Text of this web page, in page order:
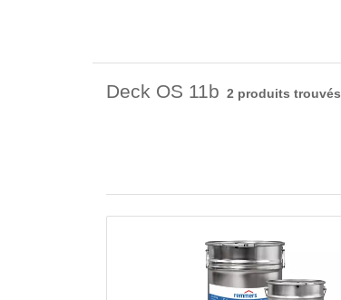
Deck OS 11b 2 produits trouvés